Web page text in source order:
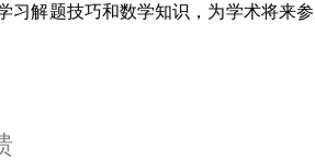
习解题技巧和数学知识，为学术将来